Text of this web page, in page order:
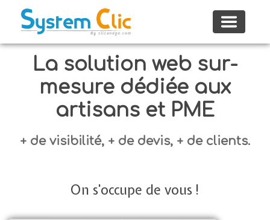
Toggle
La solution web sur-
mesure dédiée aux
artisans et PME
+ de visibilité, + de devis, + de clients.
On s'occupe de vous !